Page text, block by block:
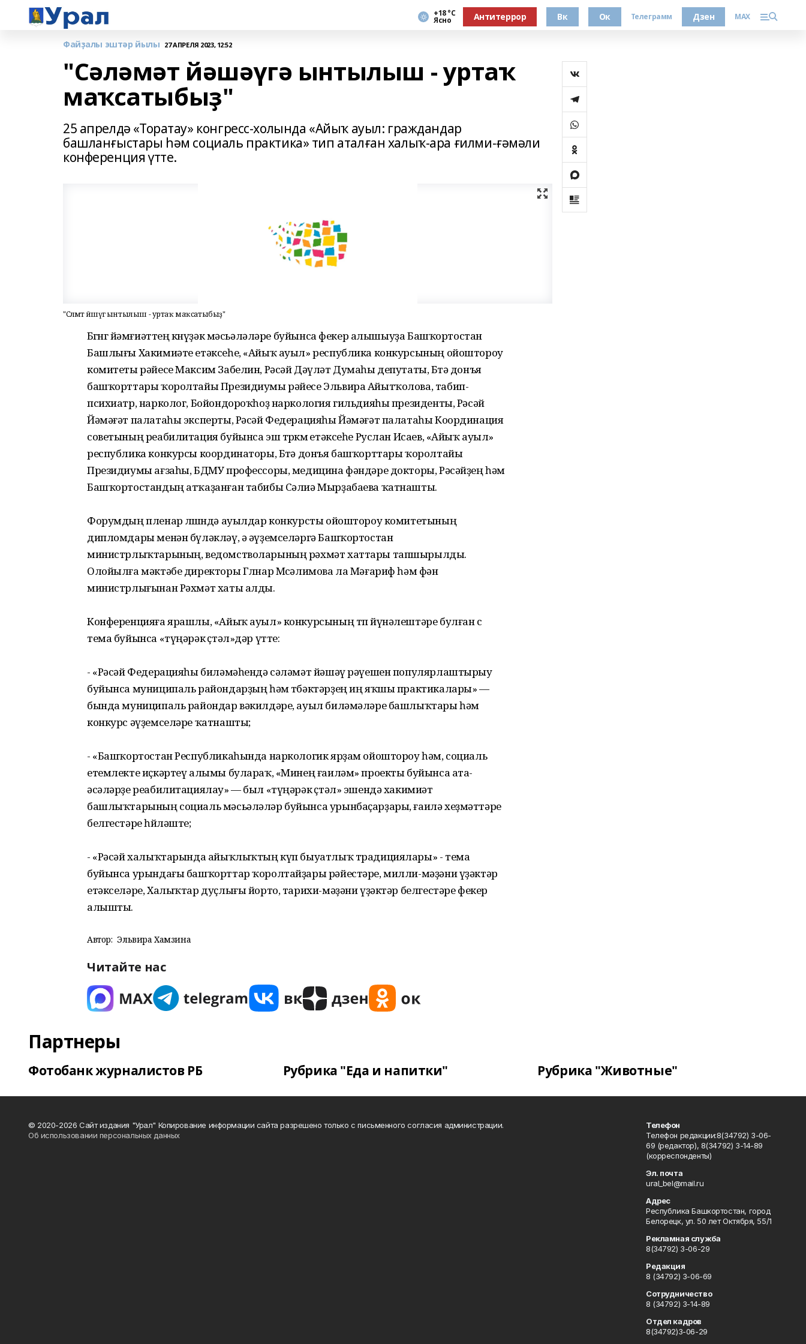
+18 °С
Ясно Антитеррор Вк Ок Телеграмм Дзен MAX
Файҙалы эштәр йылы 27 АПРЕЛЯ 2023, 12:52
"Сәләмәт йәшәүгә ынтылыш - уртаҡ
маҡсатыбыҙ"
25 апрелдә «Торатау» конгресс-холында «Айыҡ ауыл: граждандар
башланғыстары һәм социаль практика» тип аталған халыҡ-ара ғилми-ғәмәли
конференция үтте.
"Сәләмәт йәшәүгә ынтылыш - уртаҡ маҡсатыбыҙ"
Бөгөнгө йәмғиәттең көнүҙәк мәсьәләләре буйынса фекер алышыуҙа Башҡортостан
Башлығы Хакимиәте етәксеһе, «Айыҡ ауыл» республика конкурсының ойоштороу
комитеты рәйесе Максим Забелин, Рәсәй Дәүләт Думаһы депутаты, Бөтә донъя
башҡорттары ҡоролтайы Президиумы рәйесе Эльвира Айытҡолова, табип-
психиатр, нарколог, Бойондороҡһоҙ наркология гильдияһы президенты, Рәсәй
Йәмәғәт палатаһы эксперты, Рәсәй Федерацияһы Йәмәғәт палатаһы Координация
советының реабилитация буйынса эш төркөмө етәксеһе Руслан Исаев, «Айыҡ ауыл»
республика конкурсы координаторы, Бөтә донъя башҡорттары ҡоролтайы
Президиумы ағзаһы, БДМУ профессоры, медицина фәндәре докторы, Рәсәйҙең һәм
Башҡортостандың атҡаҙанған табибы Сәлиә Мырҙабаева ҡатнашты.
Форумдың пленар өлөшөндә ауылдар конкурсты ойоштороу комитетының
дипломдары менән бүләкләү, ә әүҙемселәргә Башҡортостан
министрлыҡтарының, ведомстволарының рәхмәт хаттары тапшырылды.
Олойылға мәктәбе директоры Гөлнар Мөсәлимова ла Мәғариф һәм фән
министрлығынан Рәхмәт хаты алды.
Конференцияға ярашлы, «Айыҡ ауыл» конкурсының төп йүнәлештәре булған өс
тема буйынса «түңәрәк өҫтәл»дәр үтте:
- «Рәсәй Федерацияһы биләмәһендә сәләмәт йәшәү рәүешен популярлаштырыу
буйынса муниципаль райондарҙың һәм төбәктәрҙең иң яҡшы практикалары» —
бында муниципаль райондар вәкилдәре, ауыл биләмәләре башлыҡтары һәм
конкурс әүҙемселәре ҡатнашты;
- «Башҡортостан Республикаһында наркологик ярҙам ойоштороу һәм, социаль
етемлекте иҫкәртеү алымы булараҡ, «Минең ғаиләм» проекты буйынса ата-
әсәләрҙе реабилитациялау» — был «түңәрәк өҫтәл» эшендә хакимиәт
башлыҡтарының социаль мәсьәләләр буйынса урынбаҫарҙары, ғаилә хеҙмәттәре
белгестәре һөйләште;
- «Рәсәй халыҡтарында айыҡлыҡтың күп быуатлыҡ традициялары» - тема
буйынса урындағы башҡорттар ҡоролтайҙары рәйестәре, милли-мәҙәни үҙәктәр
етәкселәре, Халыҡтар дуҫлығы йорто, тарихи-мәҙәни үҙәктәр белгестәре фекер
алышты.
Автор: Эльвира Хамзина
Читайте нас
Партнеры
Фотобанк журналистов РБ Рубрика "Еда и напитки" Рубрика "Животные"
© 2020-2026 Сайт издания "Урал" Копирование информации сайта разрешено только с письменного согласия администрации.
Об использовании персональных данных
Телефон
Телефон редакции:8(34792) 3-06-
69 (редактор), 8(34792) 3-14-89
(корреспонденты)
Эл. почта
ural_bel@mail.ru
Адрес
Республика Башкортостан, город
Белорецк, ул. 50 лет Октября, 55/1
Рекламная служба
8(34792) 3-06-29
Редакция
8 (34792) 3-06-69
Сотрудничество
8 (34792) 3-14-89
Отдел кадров
8(34792)3-06-29